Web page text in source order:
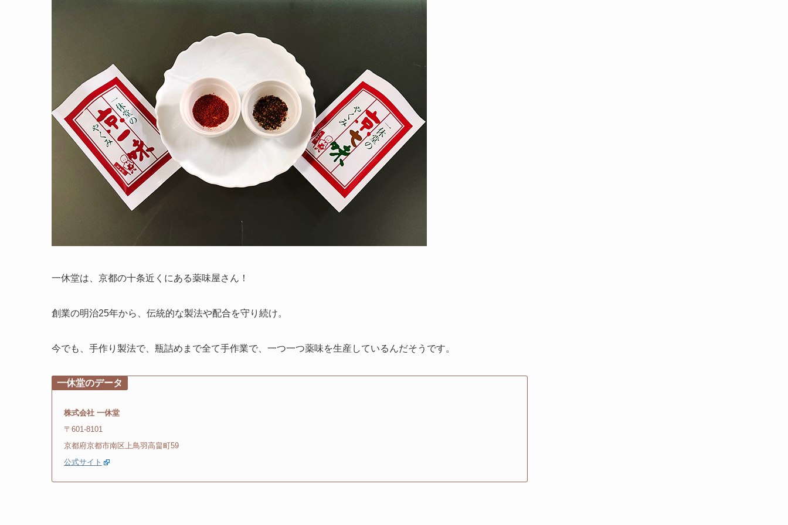
一休堂は、京都の十条近くにある薬味屋さん！
創業の明治25年から、伝統的な製法や配合を守り続け。
今でも、手作り製法で、瓶詰めまで全て手作業で、一つ一つ薬味を生産しているんだそうです。
一休堂のデータ
株式会社 一休堂
〒601-8101
京都府京都市南区上鳥羽高畠町59
公式サイト